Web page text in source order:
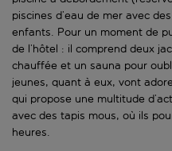
piscines d’eau de mer avec
enfants. Pour un moment de
de l’hôtel : il comprend deux
chauffée et un sauna pour
jeunes, quant à eux, vont
qui propose une multitude
avec des tapis mous, où ils
heures.